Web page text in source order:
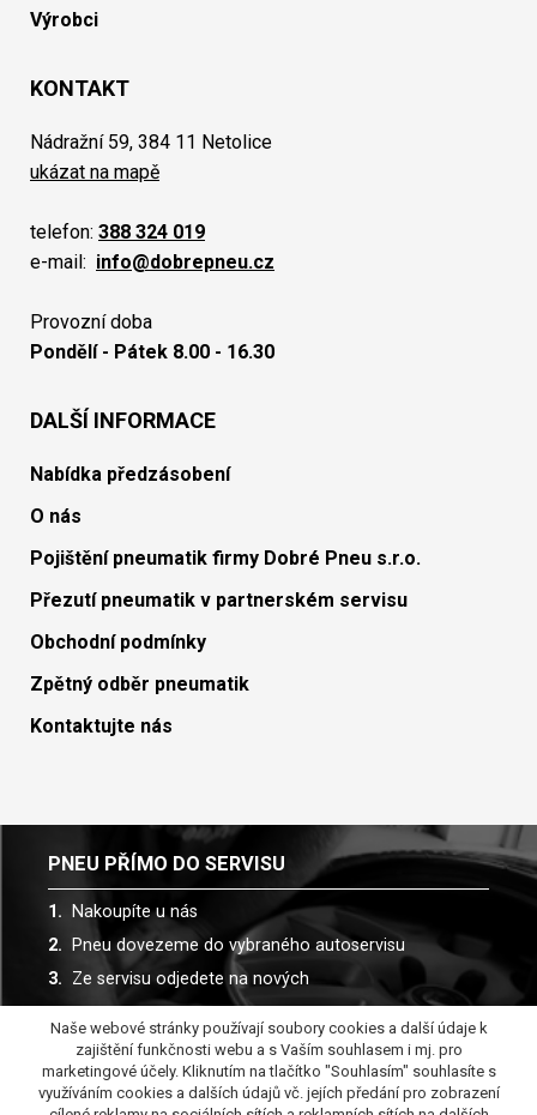
Výrobci
KONTAKT
Nádražní 59, 384 11 Netolice
ukázat na mapě
telefon: 388 324 019
e-mail: info@dobrepneu.cz
Provozní doba
Pondělí - Pátek 8.00 - 16.30
DALŠÍ INFORMACE
Nabídka předzásobení
O nás
Pojištění pneumatik firmy Dobré Pneu s.r.o.
Přezutí pneumatik v partnerském servisu
Obchodní podmínky
Zpětný odběr pneumatik
Kontaktujte nás
PNEU PŘÍMO DO SERVISU
Nakoupíte u nás
Pneu dovezeme do vybraného autoservisu
Ze servisu odjedete na nových
Spolupracujeme s více než 30 autoservisy
Naše webové stránky používají soubory cookies a další údaje k
zajištění funkčnosti webu a s Vaším souhlasem i mj. pro
marketingové účely. Kliknutím na tlačítko "Souhlasím" souhlasíte s
využíváním cookies a dalších údajů vč. jejích předání pro zobrazení